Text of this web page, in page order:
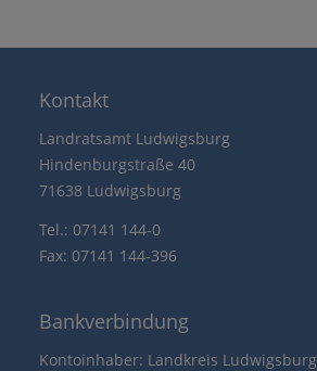
Kontakt
Landratsamt Ludwigsburg
Hindenburgstraße 40
71638 Ludwigsburg
Tel.: 07141 144-0
Fax: 07141 144-396
Bankverbindung
Kontoinhaber: Landkreis Ludwigsburg